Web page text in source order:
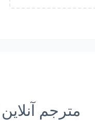
مترجم آنلاین Markdown